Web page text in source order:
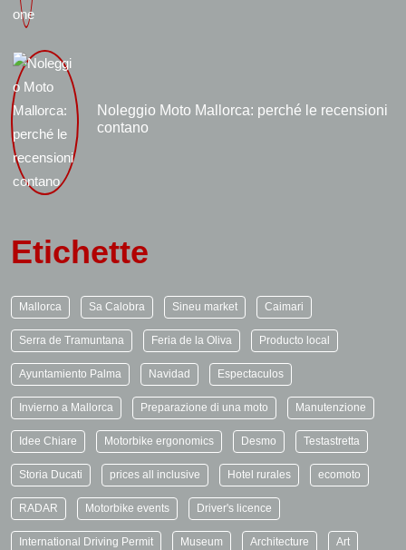
Noleggio Moto Mallorca: perché le recensioni
contano
Etichette
Mallorca Sa Calobra Sineu market Caimari
Serra de Tramuntana Feria de la Oliva Producto local
Ayuntamiento Palma Navidad Espectaculos
Invierno a Mallorca Preparazione di una moto Manutenzione
Idee Chiare Motorbike ergonomics Desmo Testastretta
Storia Ducati prices all inclusive Hotel rurales ecomoto
RADAR Motorbike events Driver's licence
International Driving Permit Museum Architecture Art